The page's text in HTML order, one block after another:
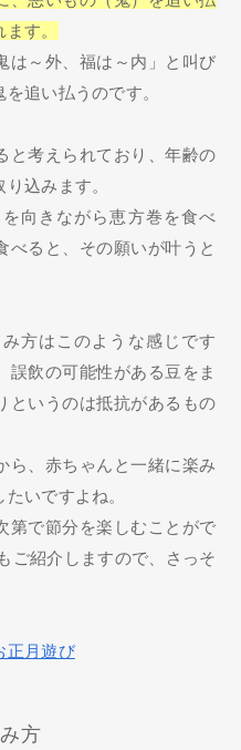
す。
は～外、福は～内」と叫び
追い払うのです。
と考えられており、年齢の
込みます。
向きながら恵方巻を食べ
ると、その願いが叶うと
方はこのような感じです
誤飲の可能性がある豆をま
というのは抵抗があるもの
ら、赤ちゃんと一緒に楽み
いですよね。
第で節分を楽しむことがで
ご紹介しますので、さっそ
正月遊び
方